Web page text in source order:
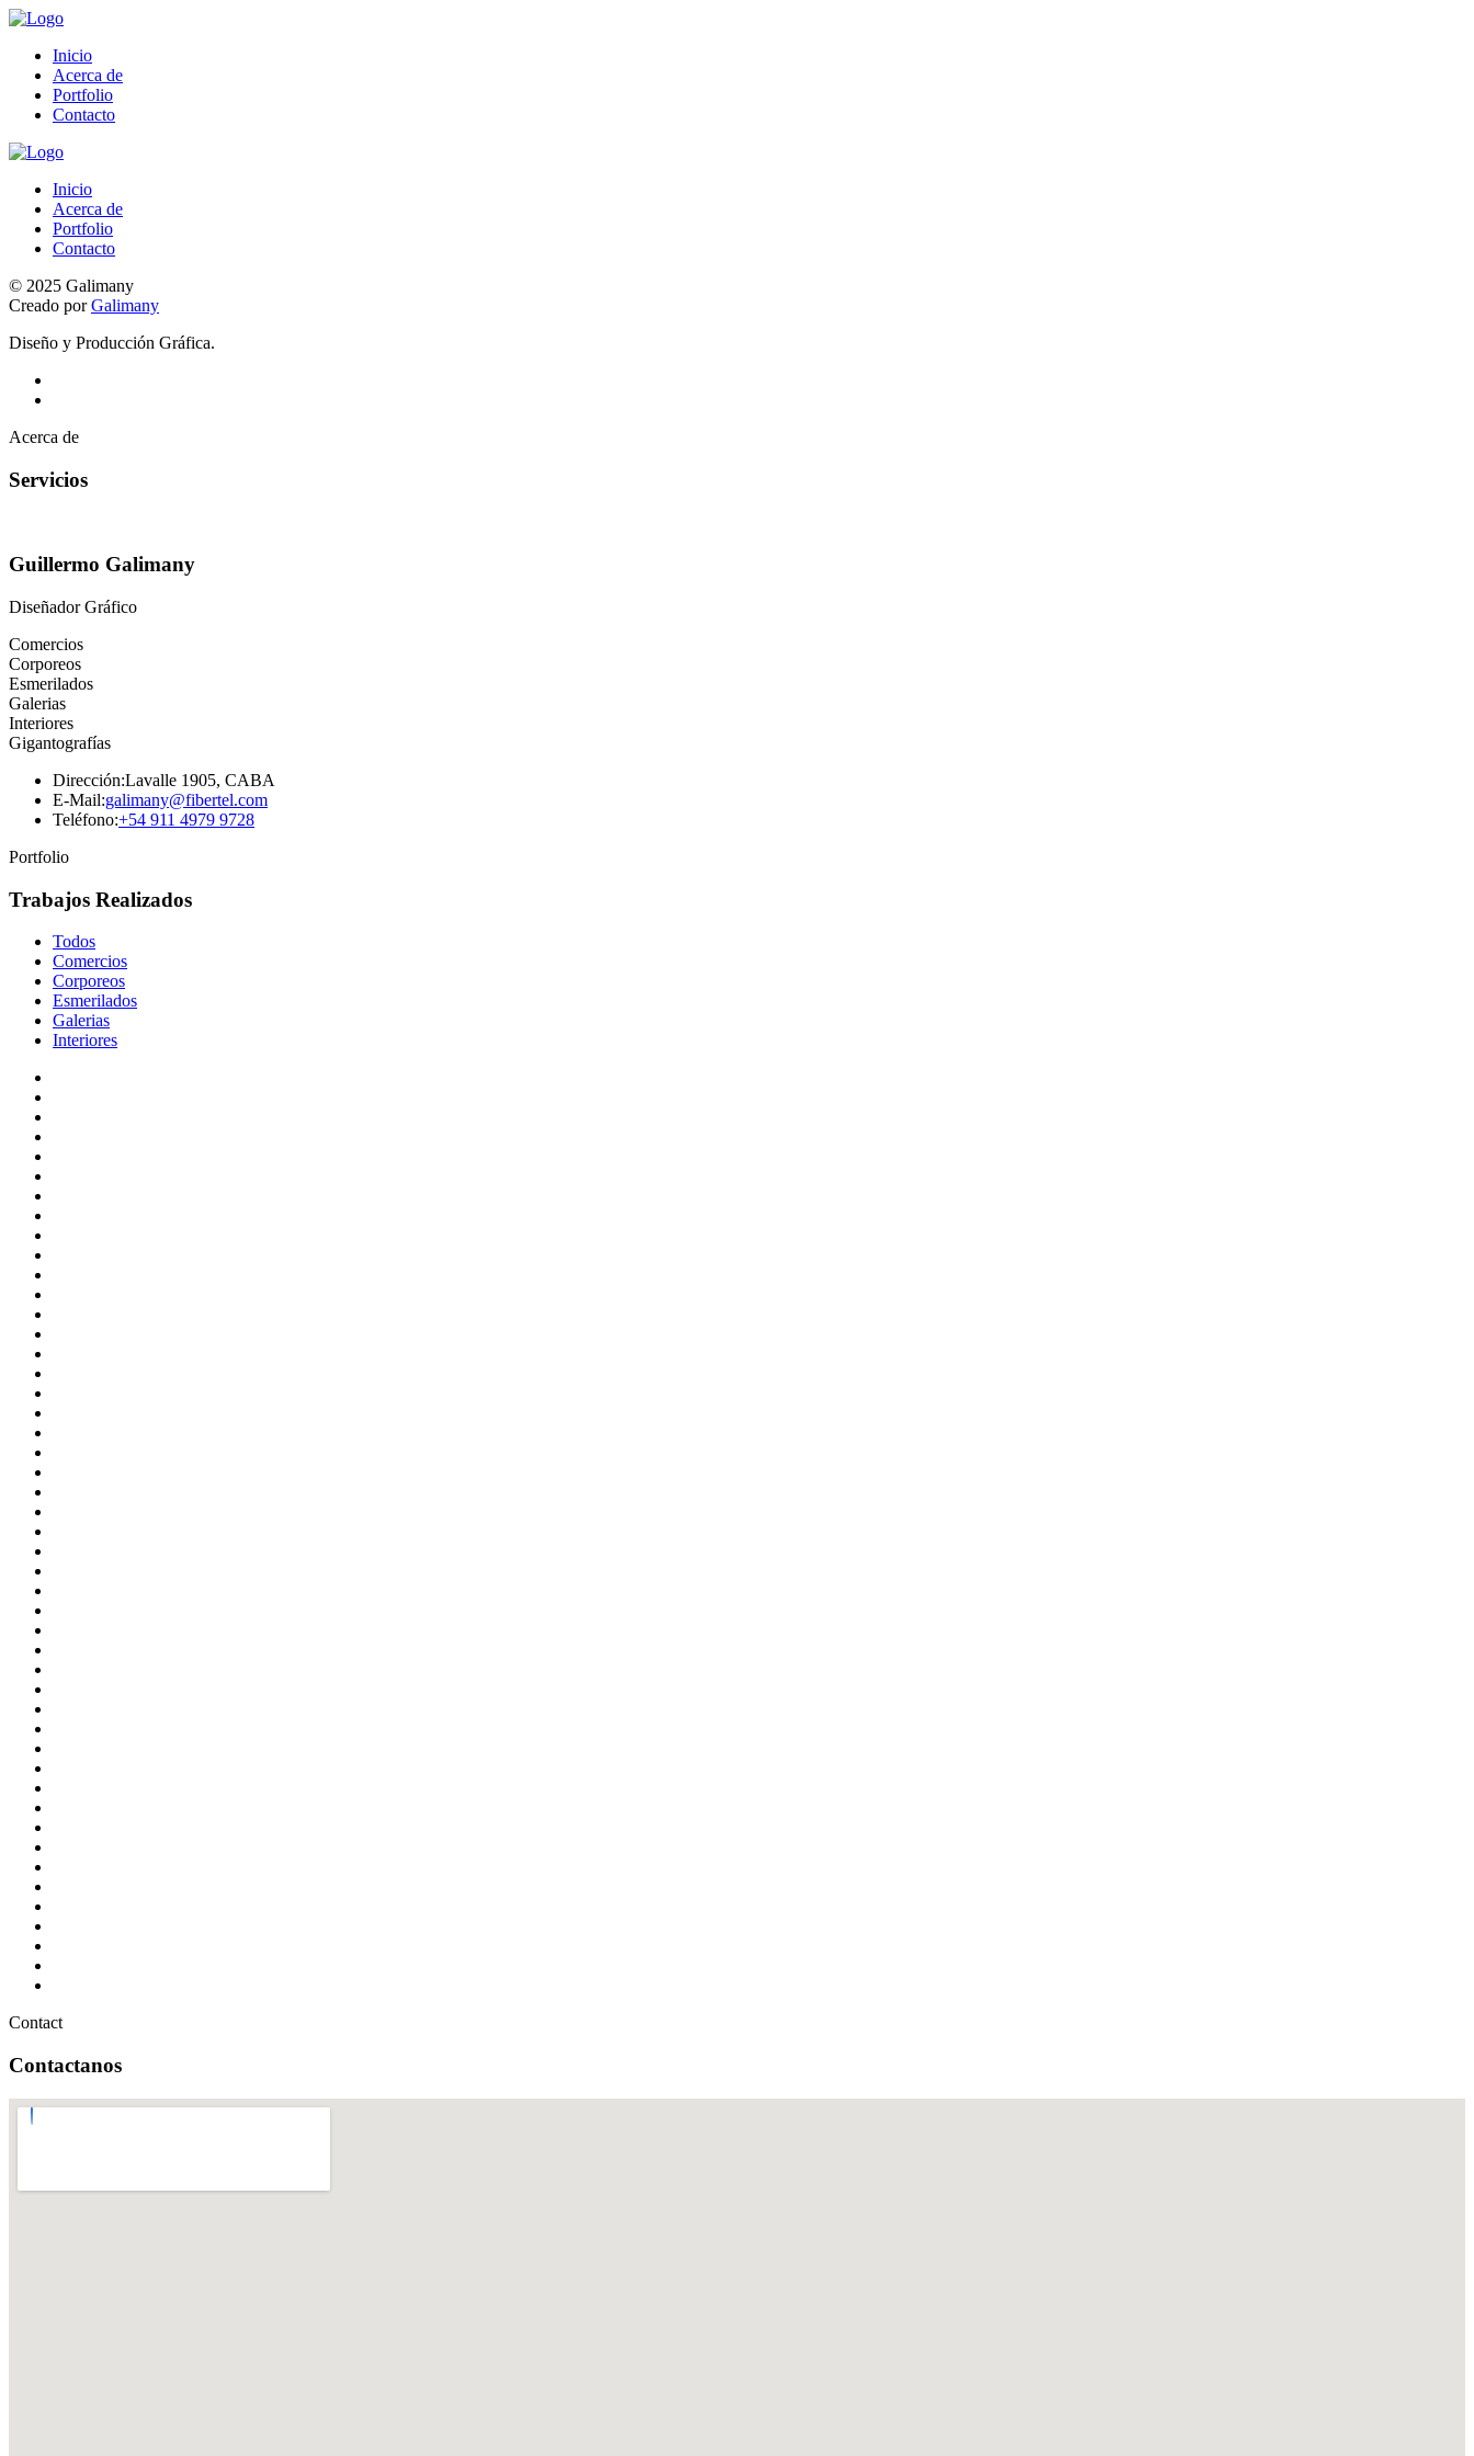
Inicio
Acerca de
Portfolio
Contacto
Inicio
Acerca de
Portfolio
Contacto
© 2025 Galimany
Creado porGalimany
Diseño y Producción Gráfica.
Acerca de
Servicios
Guillermo Galimany
Diseñador Gráfico
Comercios
Corporeos
Esmerilados
Galerias
Interiores
Gigantografías
Dirección:Lavalle 1905, CABA
E-Mail:galimany@fibertel.com
Teléfono:+54 911 4979 9728
Portfolio
Trabajos Realizados
Todos
Comercios
Corporeos
Esmerilados
Galerias
Interiores
Contact
Contactanos